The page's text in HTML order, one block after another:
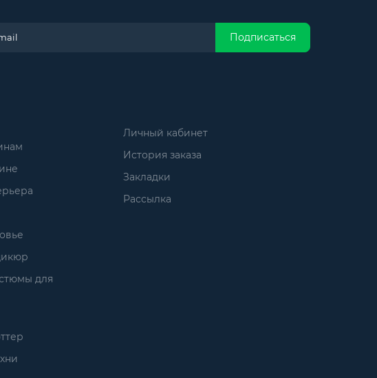
Подписаться
для
Личный кабинет
История заказа
Закладки
Рассылка